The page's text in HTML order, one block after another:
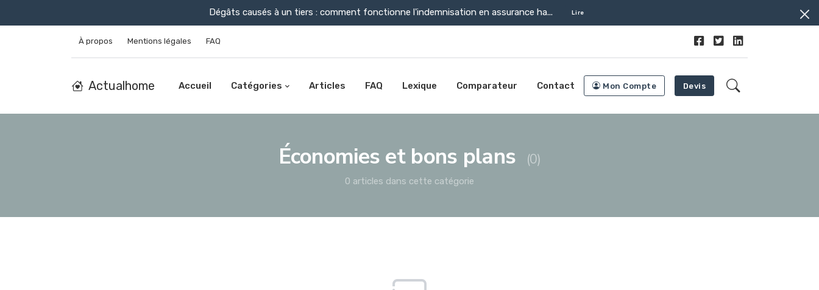
Dégâts causés à un tiers : comment fonctionne l'indemnisation en assurance ha... Lire
À propos Mentions légales FAQ
Actualhome Accueil Catégories Articles FAQ Lexique Comparateur Contact Mon Compte Devis
Économies et bons plans (0)
0 articles dans cette catégorie